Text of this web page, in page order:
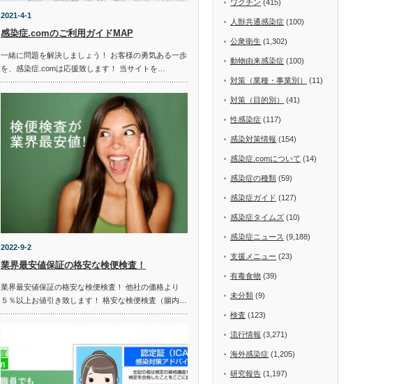
2021-4-1
感染症.comのご利用ガイドMAP
一緒に問題を解決しましょう！ お客様の勇気ある一歩
を、感染症.comは応援致します！ 当サイトを…
2022-9-2
業界最安値保証の格安な検便検査！
業界最安値保証の格安な検便検査！ 他社の価格より
５％以上お値引き致します！ 格安な検便検査（腸内…
ワクチン (415)
人獣共通感染症 (100)
公衆衛生 (1,302)
動物由来感染症 (100)
対策（業種・事業別） (11)
対策（目的別） (41)
性感染症 (117)
感染対策情報 (154)
感染症.comについて (14)
感染症の種類 (59)
感染症ガイド (127)
感染症タイムズ (10)
感染症ニュース (9,188)
支援メニュー (23)
有毒食物 (39)
未分類 (9)
検査 (123)
流行情報 (3,271)
海外感染症 (1,205)
研究報告 (1,197)